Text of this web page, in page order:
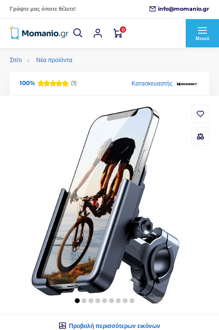
Γράψτε μας όποτε θέλετε! info@momanio.gr
0
Μενού
Σπίτι Νέα προϊόντα
100% (1) Κατασκευαστής
Προβολή περισσότερων εικόνων